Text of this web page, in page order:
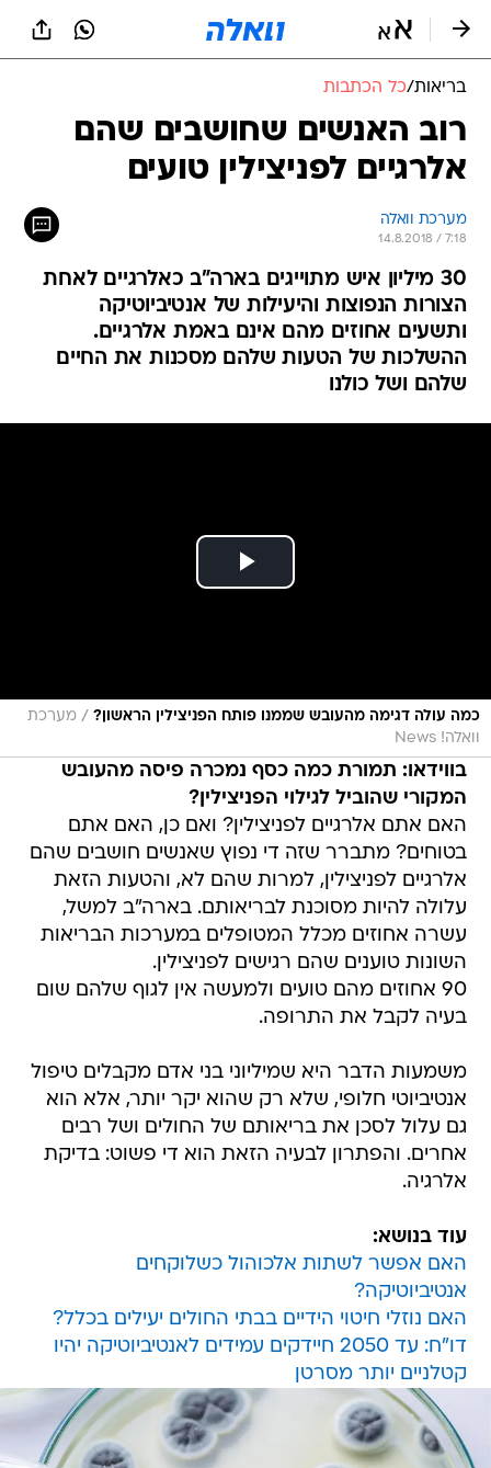
בריאות/כל הכתבות
רוב האנשים שחושבים שהם
אלרגיים לפניצילין טועים
מערכת וואלה
14.8.2018 / 7:18
30 מיליון איש מתוייגים בארה"ב כאלרגיים לאחת
הצורות הנפוצות והיעילות של אנטיביוטיקה
ותשעים אחוזים מהם אינם באמת אלרגיים.
ההשלכות של הטעות שלהם מסכנות את החיים
שלהם ושל כולנו
כמה עולה דגימה מהעובש שממנו פותח הפניצילין הראשון? / מערכת
וואלה! News
בווידאו: תמורת כמה כסף נמכרה פיסה מהעובש
המקורי שהוביל לגילוי הפניצילין?
האם אתם אלרגיים לפניצילין? ואם כן, האם אתם
בטוחים? מתברר שזה די נפוץ שאנשים חושבים שהם
אלרגיים לפניצילין, למרות שהם לא, והטעות הזאת
עלולה להיות מסוכנת לבריאותם. בארה"ב למשל,
עשרה אחוזים מכלל המטופלים במערכות הבריאות
השונות טוענים שהם רגישים לפניצילין.
90 אחוזים מהם טועים ולמעשה אין לגוף שלהם שום
בעיה לקבל את התרופה.
משמעות הדבר היא שמיליוני בני אדם מקבלים טיפול
אנטיביוטי חלופי, שלא רק שהוא יקר יותר, אלא הוא
גם עלול לסכן את בריאותם של החולים ושל רבים
אחרים. והפתרון לבעיה הזאת הוא די פשוט: בדיקת
אלרגיה.
עוד בנושא:
האם אפשר לשתות אלכוהול כשלוקחים
אנטיביוטיקה?
האם נוזלי חיטוי הידיים בבתי החולים יעילים בכלל?
דו"ח: עד 2050 חיידקים עמידים לאנטיביוטיקה יהיו
קטלניים יותר מסרטן